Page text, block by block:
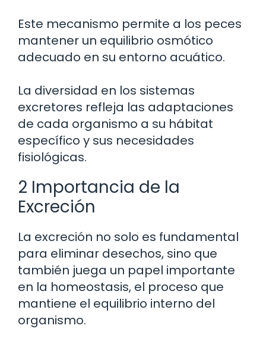
Este mecanismo permite a los peces
mantener un equilibrio osmótico
adecuado en su entorno acuático.
La diversidad en los sistemas
excretores refleja las adaptaciones
de cada organismo a su hábitat
específico y sus necesidades
fisiológicas.
2 Importancia de la
Excreción
La excreción no solo es fundamental
para eliminar desechos, sino que
también juega un papel importante
en la homeostasis, el proceso que
mantiene el equilibrio interno del
organismo.